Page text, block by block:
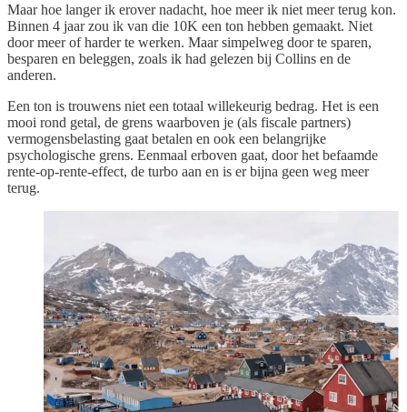
Maar hoe langer ik erover nadacht, hoe meer ik niet meer terug kon.
Binnen 4 jaar zou ik van die 10K een ton hebben gemaakt. Niet
door meer of harder te werken. Maar simpelweg door te sparen,
besparen en beleggen, zoals ik had gelezen bij Collins en de
anderen.
Een ton is trouwens niet een totaal willekeurig bedrag. Het is een
mooi rond getal, de grens waarboven je (als fiscale partners)
vermogensbelasting gaat betalen en ook een belangrijke
psychologische grens. Eenmaal erboven gaat, door het befaamde
rente-op-rente-effect, de turbo aan en is er bijna geen weg meer
terug.